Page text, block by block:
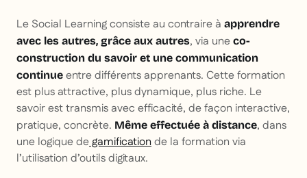
Le Social Learning consiste au contraire à apprendre
avec les autres, grâce aux autres, via une co-
construction du savoir et une communication
continue entre différents apprenants. Cette formation
est plus attractive, plus dynamique, plus riche. Le
savoir est transmis avec efficacité, de façon interactive,
pratique, concrète. Même effectuée à distance, dans
une logique degamificationde la formation via
l’utilisation d’outils digitaux.